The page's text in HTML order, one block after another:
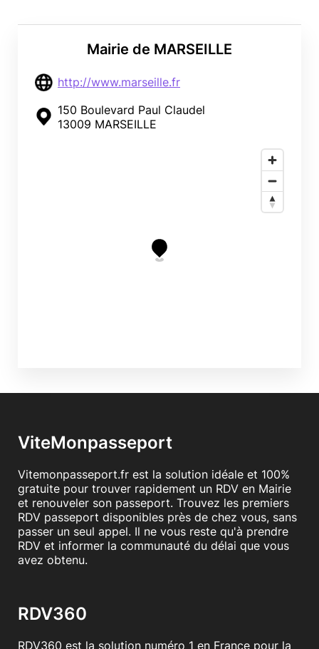
Mairie de MARSEILLE
http://www.marseille.fr
150 Boulevard Paul Claudel
13009 MARSEILLE
ViteMonpasseport
Vitemonpasseport.fr est la solution idéale et 100%
gratuite pour trouver rapidement un RDV en Mairie
et renouveler son passeport. Trouvez les premiers
RDV passeport disponibles près de chez vous, sans
passer un seul appel. Il ne vous reste qu'à prendre
RDV et informer la communauté du délai que vous
avez obtenu.
RDV360
RDV360 est la solution numéro 1 en France pour la